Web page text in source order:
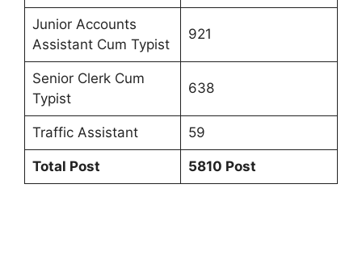
Junior Accounts
Assistant Cum Typist
921
Senior Clerk Cum
Typist
638
Traffic Assistant 59
Total Post 5810 Post